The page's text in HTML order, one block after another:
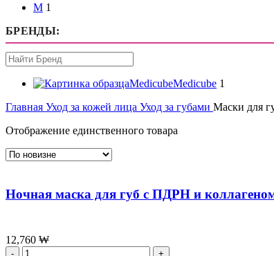
M 1
MedicubeMedicube 1
Главная Уход за кожей лица Уход за губами Маски для
Отображение единственного товара
Ночная маска для губ с ПДРН и
12,760 ₩
Количество